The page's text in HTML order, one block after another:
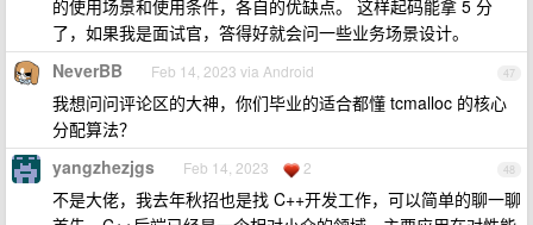
的使用场景和使用条件，各自的优缺点。 这样起码能拿 5 分
了，如果我是面试官，答得好就会问一些业务场景设计。
47
NeverBB Feb 14, 2023 via Android
我想问问评论区的大神，你们毕业的适合都懂 tcmalloc 的核心
分配算法？
48
yangzhezjgs Feb 14, 2023 2
不是大佬，我去年秋招也是找 C++开发工作，可以简单的聊一聊